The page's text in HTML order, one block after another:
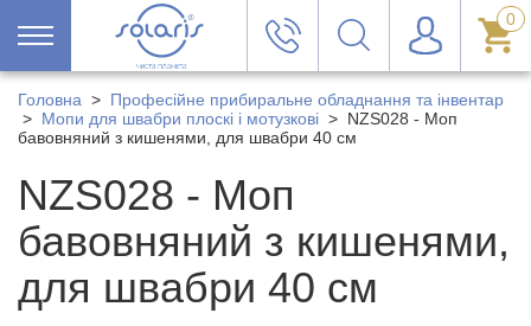
0
Головна > Професійне прибиральне обладнання та інвентар
> Мопи для швабри плоскі і мотузкові > NZS028 - Моп
бавовняний з кишенями, для швабри 40 см
NZS028 - Моп
бавовняний з кишенями,
для швабри 40 см